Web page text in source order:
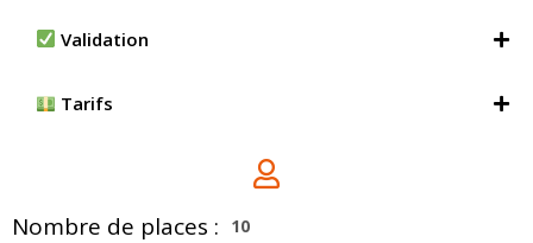
Validation
Tarifs
Nombre de places : 10